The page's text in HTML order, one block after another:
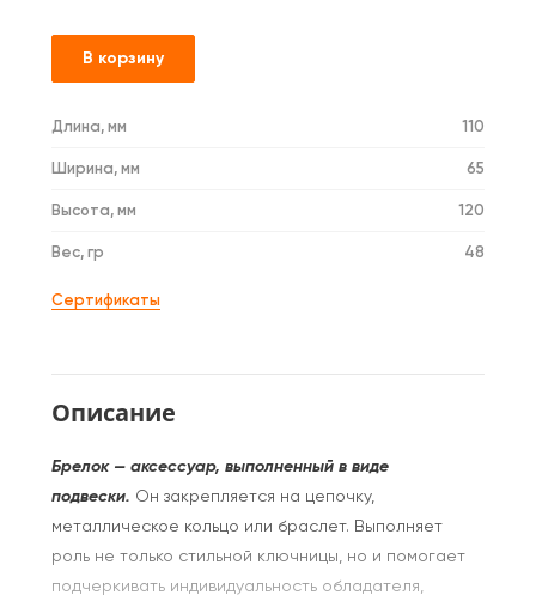
В корзину
Длина, мм 110
Ширина, мм 65
Высота, мм 120
Вес, гр 48
Сертификаты
Описание
Брелок — аксессуар, выполненный в виде
подвески. Он закрепляется на цепочку,
металлическое кольцо или браслет. Выполняет
роль не только стильной ключницы, но и помогает
подчеркивать индивидуальность обладателя,